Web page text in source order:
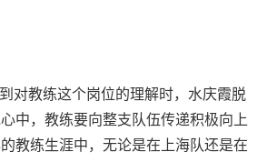
对教练这个岗位的理解时，水庆霞脱
中，教练要向整支队伍传递积极向上
教练生涯中，无论是在上海队还是在